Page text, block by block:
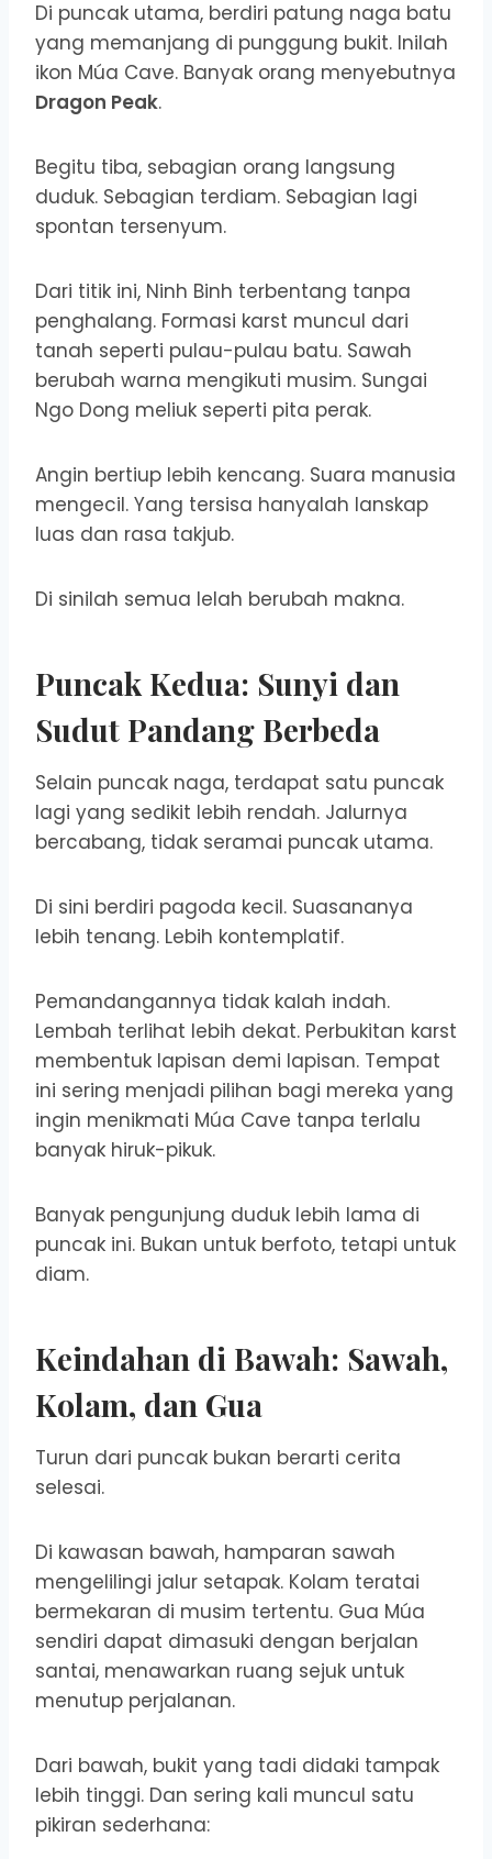
Di puncak utama, berdiri patung naga batu
yang memanjang di punggung bukit. Inilah
ikon Múa Cave. Banyak orang menyebutnya
Dragon Peak.
Begitu tiba, sebagian orang langsung
duduk. Sebagian terdiam. Sebagian lagi
spontan tersenyum.
Dari titik ini, Ninh Binh terbentang tanpa
penghalang. Formasi karst muncul dari
tanah seperti pulau-pulau batu. Sawah
berubah warna mengikuti musim. Sungai
Ngo Dong meliuk seperti pita perak.
Angin bertiup lebih kencang. Suara manusia
mengecil. Yang tersisa hanyalah lanskap
luas dan rasa takjub.
Di sinilah semua lelah berubah makna.
Puncak Kedua: Sunyi dan
Sudut Pandang Berbeda
Selain puncak naga, terdapat satu puncak
lagi yang sedikit lebih rendah. Jalurnya
bercabang, tidak seramai puncak utama.
Di sini berdiri pagoda kecil. Suasananya
lebih tenang. Lebih kontemplatif.
Pemandangannya tidak kalah indah.
Lembah terlihat lebih dekat. Perbukitan karst
membentuk lapisan demi lapisan. Tempat
ini sering menjadi pilihan bagi mereka yang
ingin menikmati Múa Cave tanpa terlalu
banyak hiruk-pikuk.
Banyak pengunjung duduk lebih lama di
puncak ini. Bukan untuk berfoto, tetapi untuk
diam.
Keindahan di Bawah: Sawah,
Kolam, dan Gua
Turun dari puncak bukan berarti cerita
selesai.
Di kawasan bawah, hamparan sawah
mengelilingi jalur setapak. Kolam teratai
bermekaran di musim tertentu. Gua Múa
sendiri dapat dimasuki dengan berjalan
santai, menawarkan ruang sejuk untuk
menutup perjalanan.
Dari bawah, bukit yang tadi didaki tampak
lebih tinggi. Dan sering kali muncul satu
pikiran sederhana: